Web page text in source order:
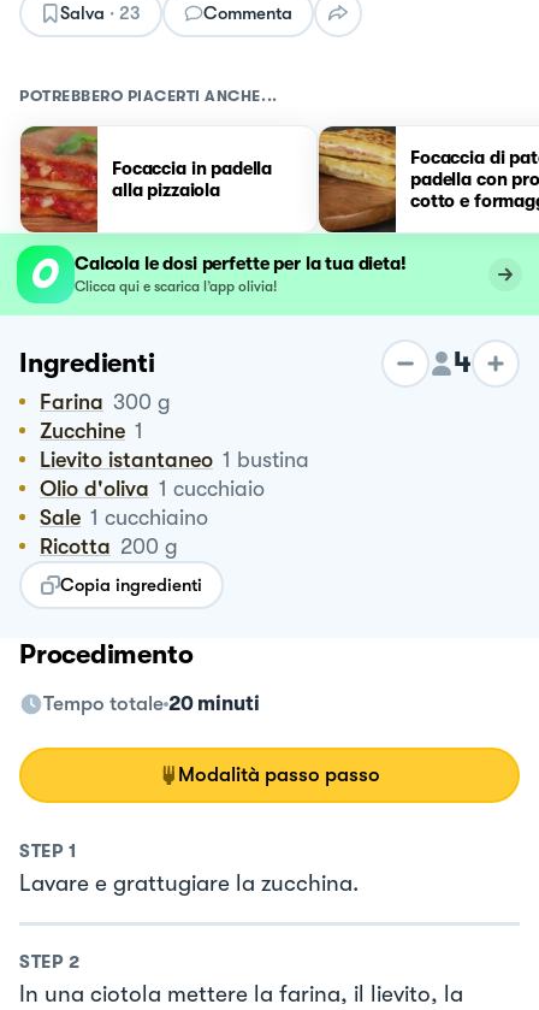
Salva · 23 Commenta
POTREBBERO PIACERTI ANCHE...
Focaccia in padella
alla pizzaiola
Focaccia di
padella con
cotto e
Calcola le dosi perfette per la tua dieta!
Clicca qui e scarica l’app olivia!
Ingredienti 4
Farina 300 g
Zucchine 1
Lievito istantaneo 1 bustina
Olio d'oliva 1 cucchiaio
Sale 1 cucchiaino
Ricotta 200 g
Copia ingredienti
Procedimento
Tempo totale 20 minuti
Modalità passo passo
STEP 1
Lavare e grattugiare la zucchina.
STEP 2
In una ciotola mettere la farina, il lievito, la